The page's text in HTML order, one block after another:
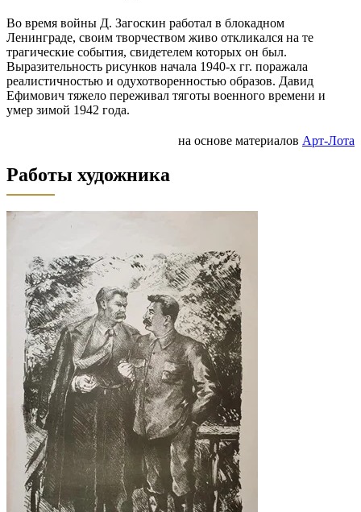
Во время войны Д. Загоскин работал в блокадном
Ленинграде, своим творчеством живо откликался на те
трагические события, свидетелем которых он был.
Выразительность рисунков начала 1940-х гг. поражала
реалистичностью и одухотворенностью образов. Давид
Ефимович тяжело переживал тяготы военного времени и
умер зимой 1942 года.
на основе материалов Арт-Лота
Работы художника